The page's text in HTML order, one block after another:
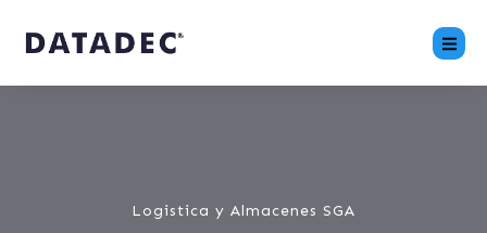
Logistica y Almacenes SGA